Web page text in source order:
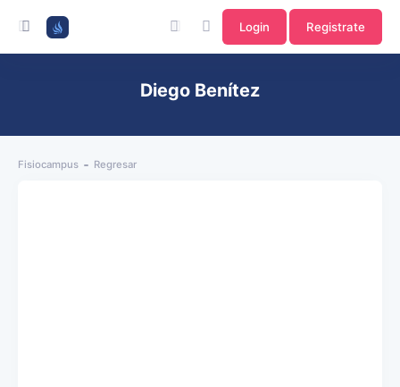
Login Registrate
Diego Benítez
Fisiocampus Regresar